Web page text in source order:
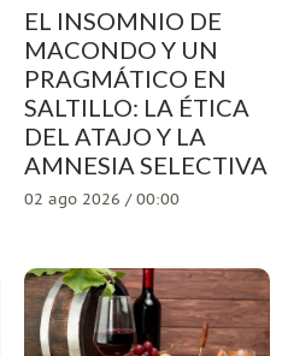
EL INSOMNIO DE
MACONDO Y UN
PRAGMÁTICO EN
SALTILLO: LA ÉTICA
DEL ATAJO Y LA
AMNESIA SELECTIVA
02 ago 2026 / 00:00